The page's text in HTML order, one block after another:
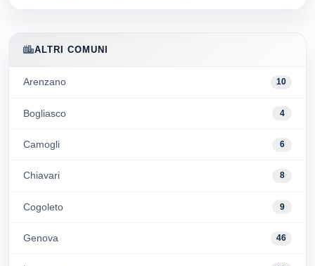
ALTRI COMUNI
Arenzano 10
Bogliasco 4
Camogli 6
Chiavari 8
Cogoleto 9
Genova 46